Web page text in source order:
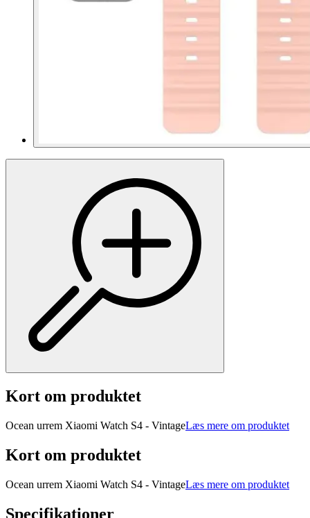
Kort om produktet
Ocean urrem Xiaomi Watch S4 - VintageLæs mere om produktet
Kort om produktet
Ocean urrem Xiaomi Watch S4 - VintageLæs mere om produktet
Specifikationer